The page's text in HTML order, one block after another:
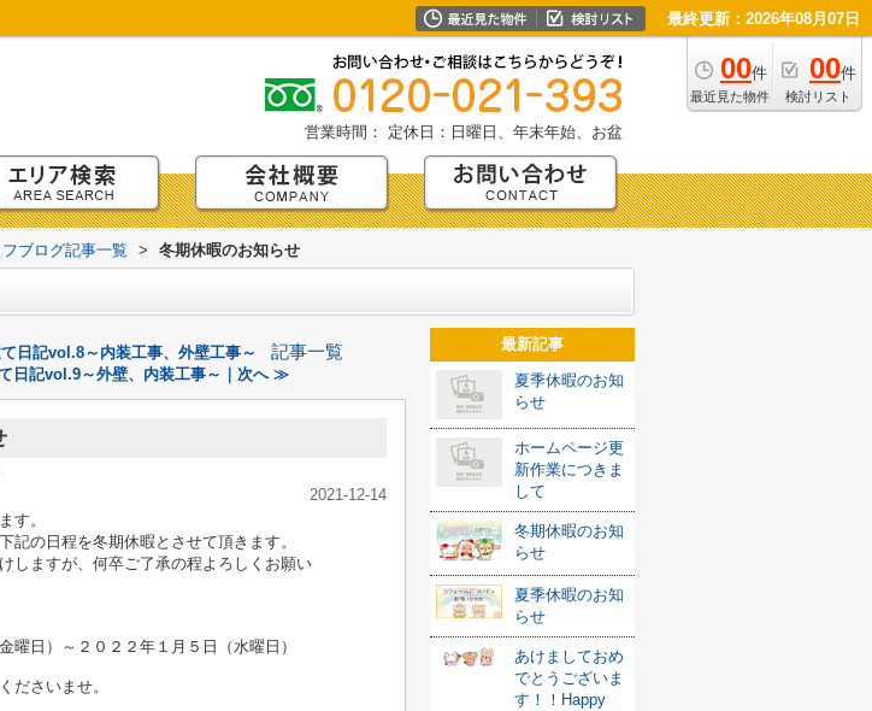
最終更新：2026年08月07日
00件
最近見た物件
00件
検討リスト
営業時間： 定休日：日曜日、年末年始、お盆
ブログ記事一覧 > 冬期休暇のお知らせ
日記vol.8～内装工事、外壁工事～ 記事一覧
日記vol.9～外壁、内装工事～｜次へ ≫
2021-12-14
す。
記の日程を冬期休暇とさせて頂きます。
しますが、何卒ご了承の程よろしくお願い
曜日）～２０２２年１月５日（水曜日）
ださいませ。
最新記事
夏季休暇のお知
らせ
ホームページ更
新作業につきま
して
冬期休暇のお知
らせ
夏季休暇のお知
らせ
あけましておめ
でとうございま
す！！Happy